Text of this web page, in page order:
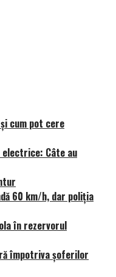
cum pot cere
Câte au
60 km/h, dar poliția
în rezervorul
împotriva șoferilor